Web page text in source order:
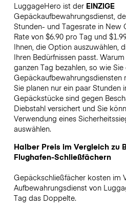
LuggageHero ist der EINZIGE
Gepäckaufbewahrungsdienst,
Stunden- und Tagesrate in New
Rate von $6.90 pro Tag und
Ihnen, die Option auszuwählen,
Ihren Bedürfnissen passt.
ganzen Tag bezahlen, so wie
Gepäckaufbewahrungsdiensten
Sie planen nur ein paar Stunden
Gepäckstücke sind gegen
Diebstahl versichert und Sie
Verwendung eines
auswählen.
Halber Preis im Vergleich zu
Flughafen-Schließfächern
Gepäckschließfächer kosten im
Aufbewahrungsdienst von
Tag das Doppelte.